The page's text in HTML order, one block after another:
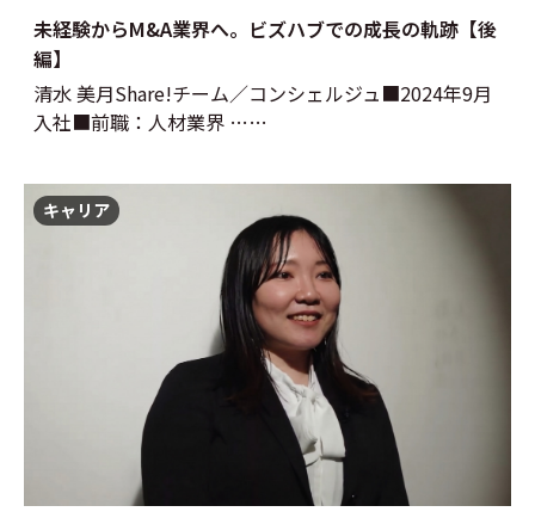
未経験からM&A業界へ。ビズハブでの成長の軌跡【後
編】
清水 美月Share!チーム／コンシェルジュ■2024年9月
入社■前職：人材業界 ……
キャリア